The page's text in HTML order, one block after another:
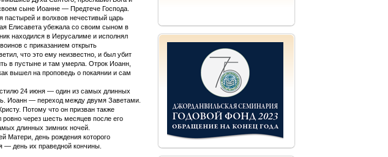
сыне Иоанне — Предтече Господа.
пастырей и волхвов нечестивый царь
Елисавета убежала со своим сыном в
находился в Иерусалиме и исполнял
с приказанием открыть
что это ему неизвестно, и был убит
в пустыне и там умерла. Отрок Иоанн,
вышел на проповедь о покаянии и сам
24 июня — один из самых длинных
Иоанн — переход между двумя Заветами.
Потому что он призван также
через шесть месяцев после его
длинных зимних ночей.
Матери, день рождения которого
— день их праведной кончины.